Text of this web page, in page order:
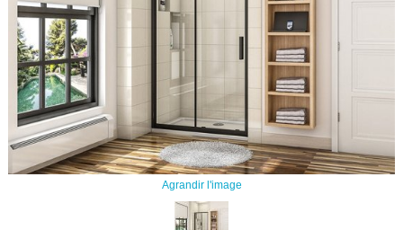
Agrandir l'image